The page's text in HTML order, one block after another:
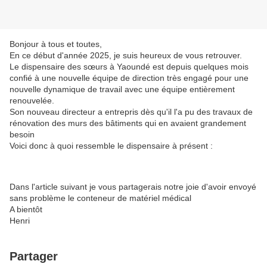
Bonjour à tous et toutes,
En ce début d'année 2025, je suis heureux de vous retrouver.
Le dispensaire des sœurs à Yaoundé est depuis quelques mois
confié à une nouvelle équipe de direction très engagé pour une
nouvelle dynamique de travail avec une équipe entièrement
renouvelée.
Son nouveau directeur a entrepris dès qu'il l'a pu des travaux de
rénovation des murs des bâtiments qui en avaient grandement
besoin
Voici donc à quoi ressemble le dispensaire à présent :
Dans l'article suivant je vous partagerais notre joie d'avoir envoyé
sans problème le conteneur de matériel médical
A bientôt
Henri
Partager